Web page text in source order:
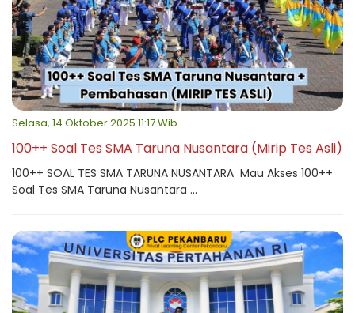
Selasa, 14 Oktober 2025 11:17 Wib
100++ Soal Tes SMA Taruna Nusantara (Mirip Tes Asli)
100++ SOAL TES SMA TARUNA NUSANTARA Mau Akses 100++
Soal Tes SMA Taruna Nusantara ...